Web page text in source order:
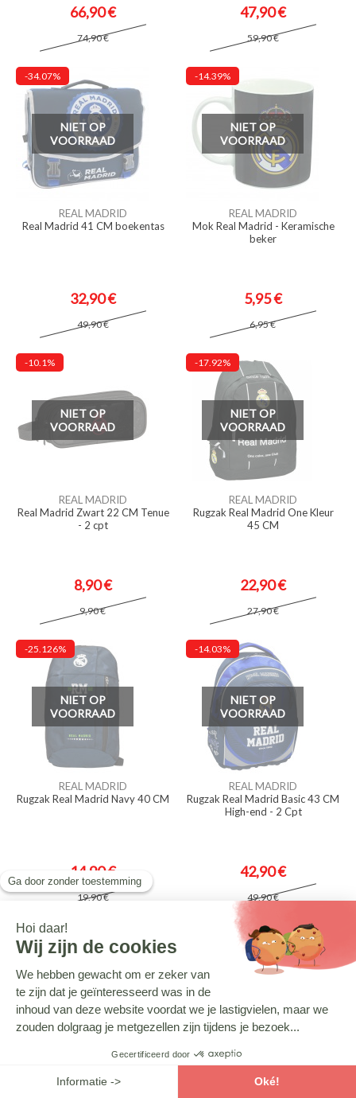
66,90 €
74,90 €
47,90 €
59,90 €
-34.07%
NIET OP
VOORRAAD
REAL MADRID
Real Madrid 41 CM boekentas
32,90 €
49,90 €
-14.39%
NIET OP
VOORRAAD
REAL MADRID
Mok Real Madrid - Keramische
beker
5,95 €
6,95 €
-10.1%
NIET OP
VOORRAAD
REAL MADRID
Real Madrid Zwart 22 CM Tenue
- 2 cpt
8,90 €
9,90 €
-17.92%
NIET OP
VOORRAAD
REAL MADRID
Rugzak Real Madrid One Kleur
45 CM
22,90 €
27,90 €
-25.126%
NIET OP
VOORRAAD
REAL MADRID
Rugzak Real Madrid Navy 40 CM
14,90 €
19,90 €
-14.03%
NIET OP
VOORRAAD
REAL MADRID
Rugzak Real Madrid Basic 43 CM
High-end - 2 Cpt
42,90 €
49,90 €
-24.24%
NIET OP
VOORRAAD
Kalebas Real Madrid Viool 0.5L
Bakugan briefpapier set